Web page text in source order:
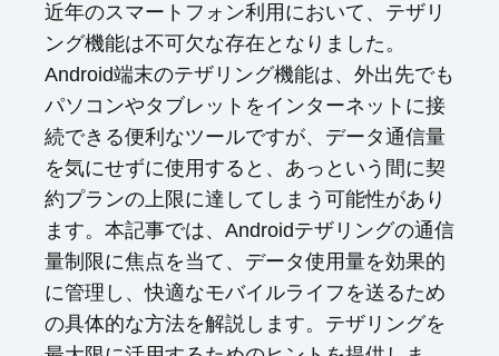
r
e
o
n
w
i
t
t
e
r
r
e
o
n
e
b
o
o
k
r
o
n
t
r
e
s
t
r
e
o
k
e
d
n
r
n
i
近年のスマートフォン利用において、テザリ
ング機能は不可欠な存在となりました。
Android端末のテザリング機能は、外出先でも
パソコンやタブレットをインターネットに接
続できる便利なツールですが、データ通信量
を気にせずに使用すると、あっという間に契
約プランの上限に達してしまう可能性があり
ます。本記事では、Androidテザリングの通信
量制限に焦点を当て、データ使用量を効果的
に管理し、快適なモバイルライフを送るため
の具体的な方法を解説します。テザリングを